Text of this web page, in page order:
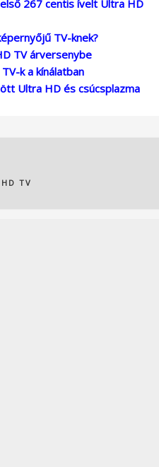
267 centis ívelt Ultra HD
TV-knek?
TV árversenybe
k a kínálatban
Ultra HD és csúcsplazma
TV